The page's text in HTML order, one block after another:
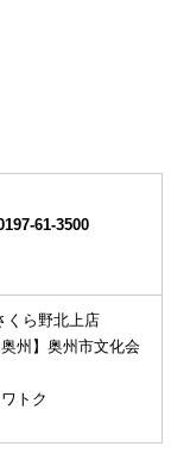
61-3500
くら野北上店
州】奥州市文化会
トク